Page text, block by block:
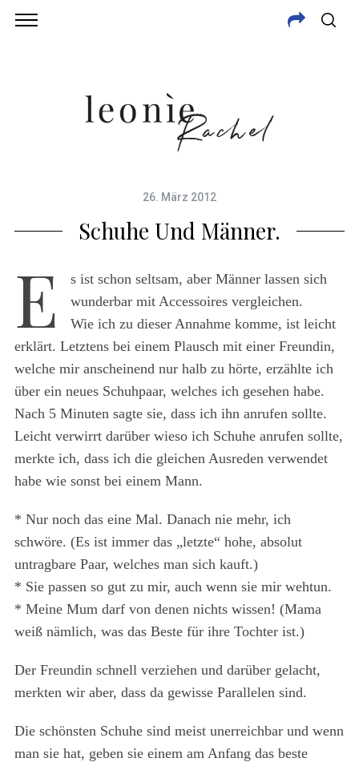
26. März 2012
Schuhe Und Männer.
E
s ist schon seltsam, aber Männer lassen sich
wunderbar mit Accessoires vergleichen.
Wie ich zu dieser Annahme komme, ist leicht
erklärt. Letztens bei einem Plausch mit einer Freundin,
welche mir anscheinend nur halb zu hörte, erzählte ich
über ein neues Schuhpaar, welches ich gesehen habe.
Nach 5 Minuten sagte sie, dass ich ihn anrufen sollte.
Leicht verwirrt darüber wieso ich Schuhe anrufen sollte,
merkte ich, dass ich die gleichen Ausreden verwendet
habe wie sonst bei einem Mann.
* Nur noch das eine Mal. Danach nie mehr, ich
schwöre. (Es ist immer das „letzte“ hohe, absolut
untragbare Paar, welches man sich kauft.)
* Sie passen so gut zu mir, auch wenn sie mir wehtun.
* Meine Mum darf von denen nichts wissen! (Mama
weiß nämlich, was das Beste für ihre Tochter ist.)
Der Freundin schnell verziehen und darüber gelacht,
merkten wir aber, dass da gewisse Parallelen sind.
Die schönsten Schuhe sind meist unerreichbar und wenn
man sie hat, geben sie einem am Anfang das beste